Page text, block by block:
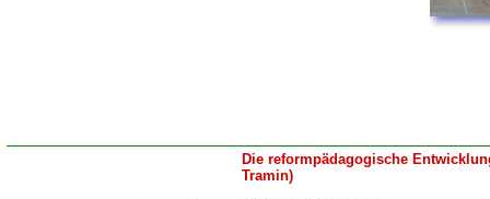
Die reformpädagogische
Tramin)